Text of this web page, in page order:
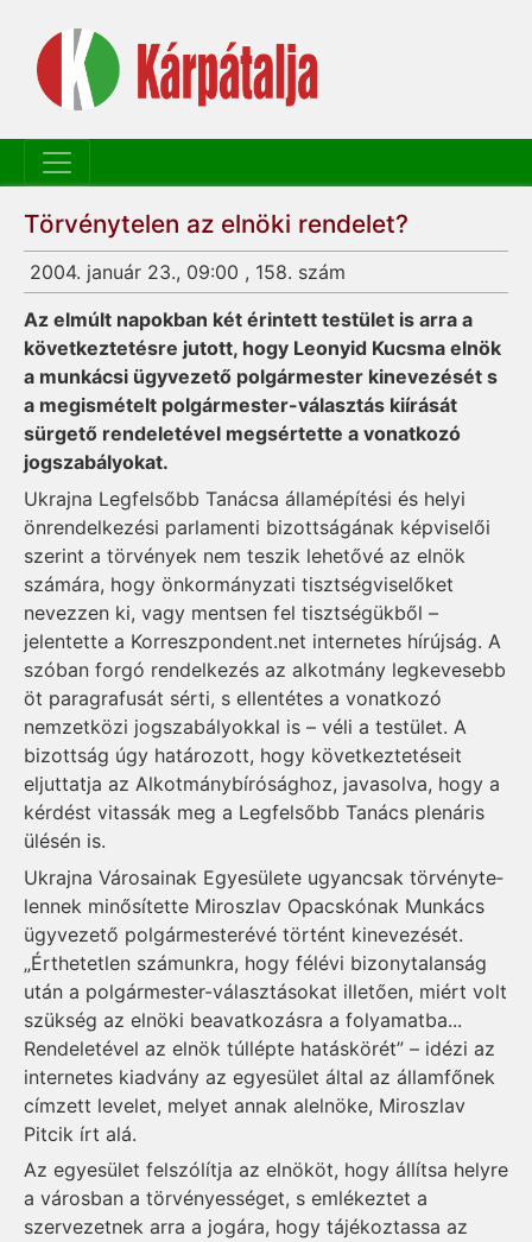
Törvénytelen az elnöki rendelet?
2004. január 23., 09:00 , 158. szám
Az elmúlt napokban két érintett testület is arra a
következtetésre jutott, hogy Le­onyid Kucsma elnök
a munkácsi ügyvezető pol­gármester kinevezését s
a megismételt polgármester-választás kiírását
sürgető rendeletével megsértette a vonatkozó
jogsza­bá­lyo­kat.
Ukrajna Legfelsőbb Ta­­nácsa államépítési és helyi
önrendelkezési parla­menti bizottságának képviselői
szerint a törvények nem teszik lehetővé az elnök
számára, hogy önkormányzati tisztségviselőket
nevezzen ki, vagy mentsen fel tisztségükből –
jelentette a Kor­reszpondent.net internetes hír­újság. A
szóban forgó rendelkezés az alkotmány legkevesebb
öt paragrafusát sérti, s ellentétes a vonatkozó
nemzetközi jogszabályokkal is – véli a testület. A
bizottság úgy határozott, hogy következtetéseit
eljuttatja az Alkotmánybírósághoz, javasolva, hogy a
kérdést vitassák meg a Legfelsőbb Tanács plenáris
ülésén is.
Ukrajna Városainak Egye­sülete ugyancsak törvény­te­
len­nek minősítette Miroszlav Opacs­­­­­kónak Munkács
ügyvezető pol­gármes­te­révé történt kinevezését.
„Érthetetlen számunkra, hogy félévi bi­zony­talan­ság
után a pol­gár­mester-vá­lasz­­tásokat il­letően, miért volt
szük­­ség az elnöki be­avatkozásra a folyamatba...
Rendeletével az elnök túllépte hatáskörét” – idézi az
internetes kiadvány az egye­sület által az államfőnek
címzett levelet, me­lyet annak alelnöke, Mi­roszlav
Pitcik írt alá.
Az egyesület felszólítja az elnököt, hogy állítsa helyre
a vá­rosban a törvényességet, s em­lé­keztet a
szervezetnek arra a jogára, hogy tá­jékoztassa az